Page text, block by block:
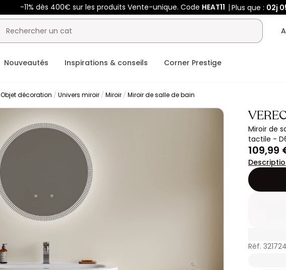
-11% dès 400€ sur les produits Vente-unique. Code HEAT11 Plus que : 02j
Nouveautés Inspirations & conseils Corner Prestige
Objet décoration Univers miroir Miroir Miroir de salle de bain
Miroir de
tactile -
109,99
Réf.